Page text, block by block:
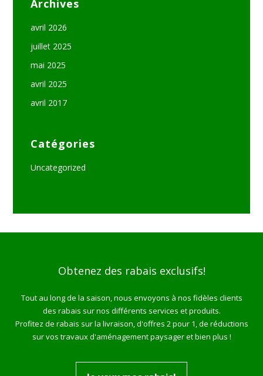
Archives
avril 2026
juillet 2025
mai 2025
avril 2025
avril 2017
Catégories
Uncategorized
Obtenez des rabais exclusifs!
Tout au long de la saison, nous envoyons à nos fidèles clients
des rabais sur nos différents services et produits.
Profitez de rabais sur la livraison, d'offres 2 pour 1, de réductions
sur vos travaux d'aménagement paysager et bien plus !